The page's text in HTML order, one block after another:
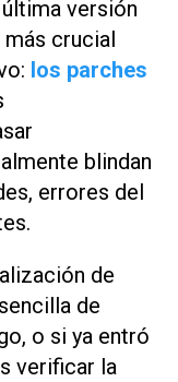
versión
más crucial
los parches
blindan
errores del
de
de
o si ya entró
verificar la